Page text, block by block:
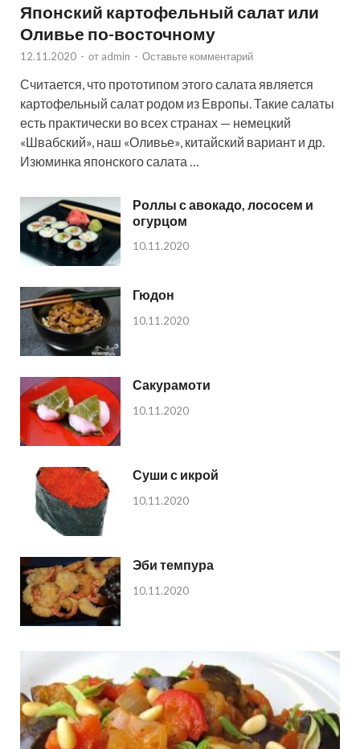
Японский картофельный салат или
Оливье по-восточному
12.11.2020 - от admin - Оставьте комментарий
Считается, что прототипом этого салата является
картофельный салат родом из Европы. Такие салаты
есть практически во всех странах — немецкий
«Швабский», наш «Оливье», китайский вариант и др.
Изюминка японского салата …
Роллы с авокадо, лососем и
огурцом
10.11.2020
Гюдон
10.11.2020
Сакурамоти
10.11.2020
Суши с икрой
10.11.2020
Эби темпура
10.11.2020